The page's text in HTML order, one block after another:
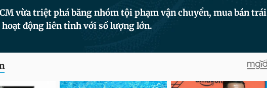
vừa triệt phá băng nhóm tội phạm vận chuyển, mua bán trái
hoạt động liên tỉnh với số lượng lớn.